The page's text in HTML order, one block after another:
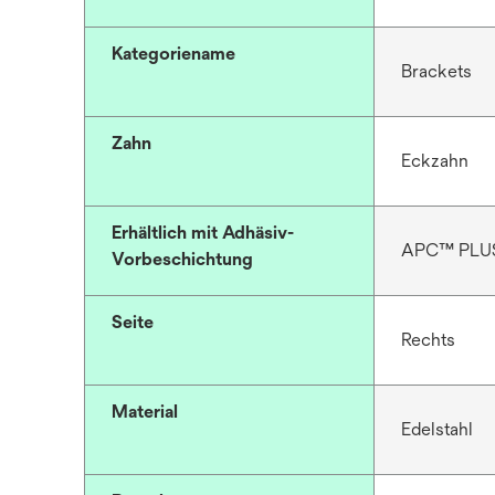
Kategoriename
Brackets
Zahn
Eckzahn
Erhältlich mit Adhäsiv-
Vorbeschichtung
APC™
Seite
Rechts
Material
Edelstahl